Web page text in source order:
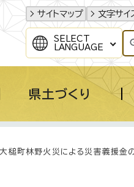
サイトマップ 文字サイ
SELECT
LANGUAGE
県土づくり
槌町林野火災による災害義援金